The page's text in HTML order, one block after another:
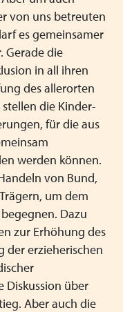
von uns betreuten
es gemeinsamer
Gerade die
in all ihren
des allerorten
die Kinder-
für die aus
werden können.
von Bund,
um dem
Dazu
zur Erhöhung des
der erzieherischen
Diskussion über
Aber auch die